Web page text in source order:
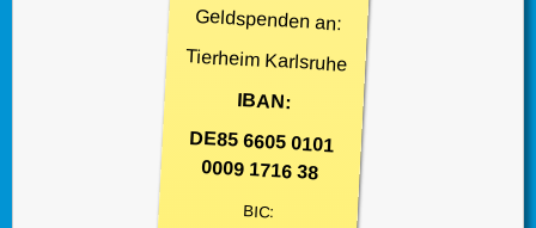
Geldspenden an:
Tierheim Karlsruhe
IBAN:
DE85 6605 0101
0009 1716 38
BIC: